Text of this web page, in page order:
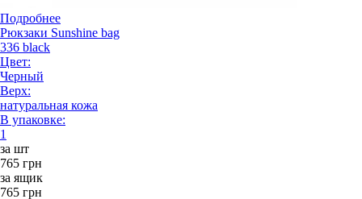
Подробнее
Рюкзаки Sunshine bag
336 black
Цвет:
Черный
Верх:
натуральная кожа
В упаковке:
1
за шт
765 грн
за ящик
765 грн